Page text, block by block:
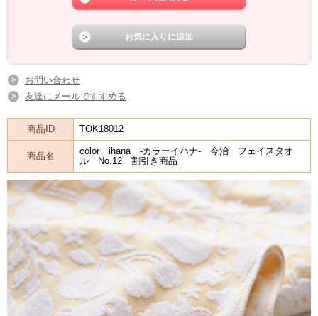
お問い合わせ
友達にメールですすめる
商品ID TOK18012
商品名
color ihana -カラーイハナ- 今治 フェイスタオ
ル No.12 割引き商品